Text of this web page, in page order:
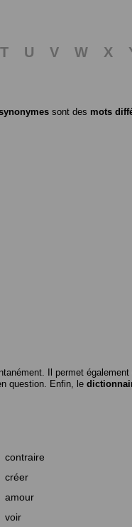
T U V W X
sont des mots
Il permet également
question. Enfin, le
contraire
créer
amour
voir